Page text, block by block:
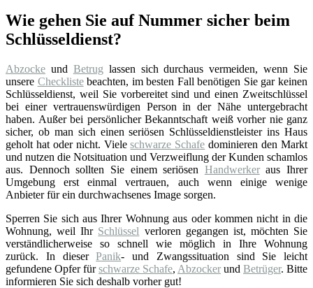
Wie gehen Sie auf Nummer sicher beim
Schlüsseldienst?
Abzocke und Betrug lassen sich durchaus vermeiden, wenn Sie
unsere Checklistebeachten, im besten Fall benötigen Sie gar keinen
Schlüsseldienst, weil Sie vorbereitet sind und einen Zweitschlüssel
bei einer vertrauenswürdigen Person in der Nähe untergebracht
haben. Außer bei persönlicher Bekanntschaft weiß vorher nie ganz
sicher, ob man sich einen seriösen Schlüsseldienstleister ins Haus
geholt hat oder nicht. Vieleschwarze Schafe dominieren den Markt
und nutzen die Notsituation und Verzweiflung der Kunden schamlos
aus. Dennoch sollten Sie einem seriösen Handwerkeraus Ihrer
Umgebung erst einmal vertrauen, auch wenn einige wenige
Anbieter für ein durchwachsenes Image sorgen.
Sperren Sie sich aus Ihrer Wohnung aus oder kommen nicht in die
Wohnung, weil Ihr Schlüssel verloren gegangen ist, möchten Sie
verständlicherweise so schnell wie möglich in Ihre Wohnung
zurück. In dieserPanik- und Zwangssituation sind Sie leicht
gefundene Opfer fürschwarze Schafe, Abzocker und Betrüger. Bitte
informieren Sie sich deshalb vorher gut!